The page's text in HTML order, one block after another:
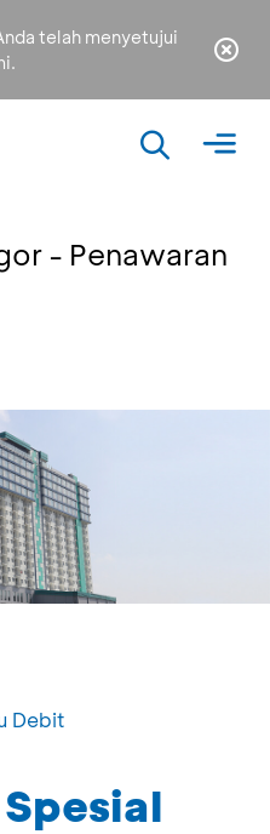
telah menyetujui
- Penawaran
Debit